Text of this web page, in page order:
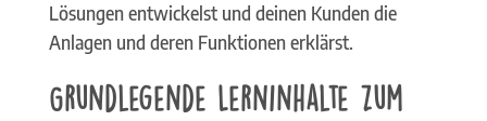
Lösungen entwickelst und deinen Kunden die
Anlagen und deren Funktionen erklärst.
Grundlegende Lerninhalte zum